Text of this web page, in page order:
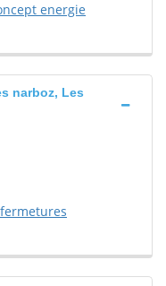
energie
narboz, Les